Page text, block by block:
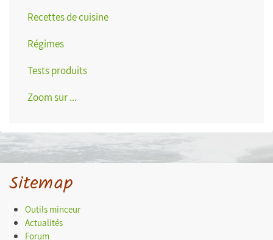
Recettes de cuisine
Régimes
Tests produits
Zoom sur ...
Sitemap
Outils minceur
Actualités
Forum